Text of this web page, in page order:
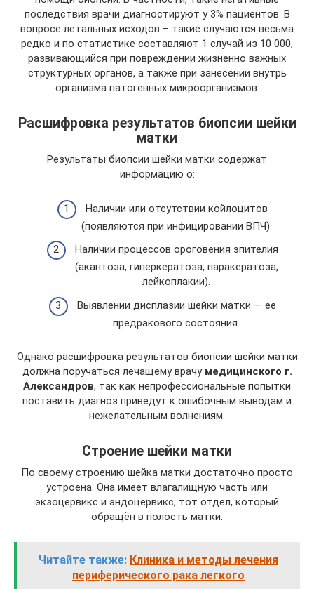
последствия врачи диагностируют у 3% пациентов. В
вопросе летальных исходов – такие случаются весьма
редко и по статистике составляют 1 случай из 10 000,
развивающийся при повреждении жизненно важных
структурных органов, а также при занесении внутрь
организма патогенных микроорганизмов.
Расшифровка результатов биопсии шейки
матки
Результаты биопсии шейки матки содержат
информацию о:
Наличии или отсутствии койлоцитов
(появляются при инфицировании ВПЧ).
Наличии процессов ороговения эпителия
(акантоза, гиперкератоза, паракератоза,
лейкоплакии).
Выявлении дисплазии шейки матки — ее
предракового состояния.
Однако расшифровка результатов биопсии шейки матки
должна поручаться лечащему врачу медицинского г.
Александров, так как непрофессиональные попытки
поставить диагноз приведут к ошибочным выводам и
нежелательным волнениям.
Строение шейки матки
По своему строению шейка матки достаточно просто
устроена. Она имеет влагалищную часть или
экзоцервикс и эндоцервикс, тот отдел, который
обращён в полость матки.
Читайте также: Клиника и методы лечения
периферического рака легкого